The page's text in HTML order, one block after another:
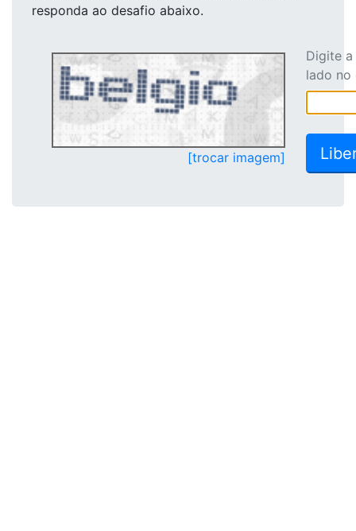
responda ao desafio abaixo.
[trocar imagem]
Digite
lado no